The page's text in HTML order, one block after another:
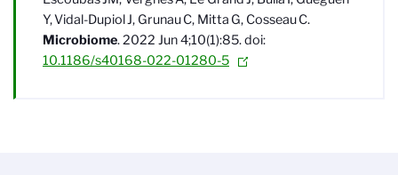
Y,Vidal-DupiolJ, GrunauC, Mitta G, CosseauC.
Microbiome. 2022 Jun 4;10(1):85. doi:
10.1186/s40168-022-01280-5